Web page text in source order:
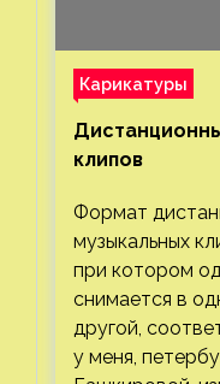
Карикатуры
клипов⁠⁠
Формат
музыкальных
при котором
снимается в
другой,
у меня,